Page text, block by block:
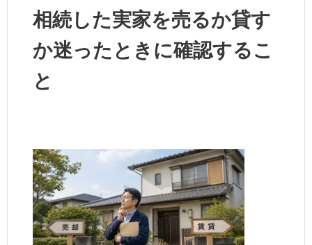
相続した実家を売るか貸す
か迷ったときに確認するこ
と